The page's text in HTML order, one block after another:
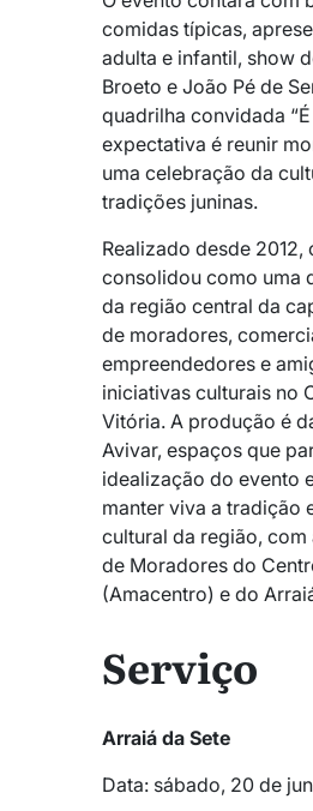
comidas típicas,
adulta e infantil, show
Broeto e João Pé de
quadrilha convidada “É
expectativa é reunir
uma celebração da
tradições juninas.
Realizado desde 2012,
consolidou como uma
da região central da
de moradores,
empreendedores e
iniciativas culturais no
Vitória. A produção é
Avivar, espaços que
idealização do evento
manter viva a tradição
cultural da região,
de Moradores do
(Amacentro) e do
Serviço
Arraiá da Sete
Data: sábado, 20 de